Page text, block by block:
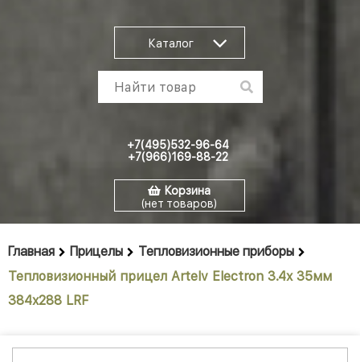
Каталог
+7(495)532-96-64
+7(966)169-88-22
Корзина
(нет товаров)
Главная Прицелы
Тепловизионные приборы
Тепловизионный прицел Artelv Electron 3.4x 35мм
384x288 LRF